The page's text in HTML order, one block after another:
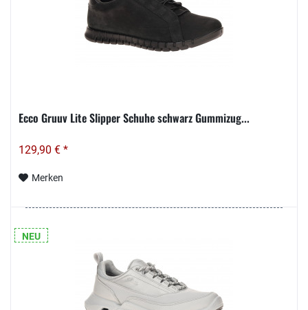
Ecco Gruuv Lite Slipper Schuhe schwarz Gummizug...
129,90 € *
Merken
NEU